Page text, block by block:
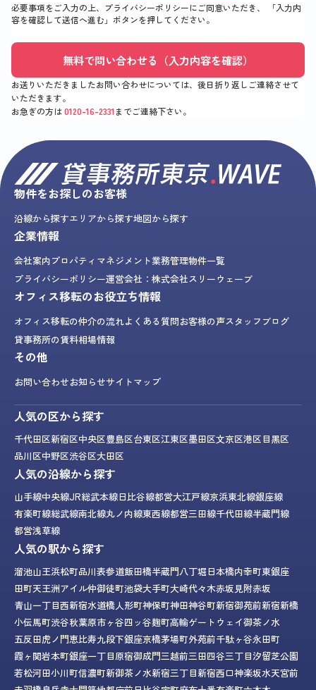
必要事項をご入力の上、プライバシーポリシーにご同意いただき、
「入力内
容を確認して送信へ進む」 ボタンを押してください。
無料で問い合わせる（入力内容を確認）
お送りいただきましたお問い合わせについては、後日折り返しご連絡させて
いただきます。
お急ぎの方は0120-16-2331 までご連絡下さい。
物件をお探しのお客様
沿線から探すエリアから探す地図から探す
企業情報
会社案内プロパティマネジメント業務管理物件一覧
プライバシーポリシー運営会社：株式会社スリーウェーブ
オフィス移転のお役立ち情報
オフィス移転の仲介の流れよくある質問お客様の声スタッフブログ
貸事務所の賃料相場情報
その他
お問い合わせお知らせサイトマップ
人気の区から探す
千代田区新宿区中央区豊島区台東区江東区墨田区文京区港区目黒区
品川区中野区渋谷区大田区
人気の沿線から探す
山手線中央線JR総武本線日比谷線都営大江戸線京浜東北線銀座線
有楽町線総武線南北線丸ノ内線東西線都営三田線千代田線半蔵門線
都営浅草線
人気の駅から探す
溜池山王浜松町品川表参道飯田橋半蔵門八丁堀日本橋内幸町東銀座
田町天王洲アイル仲御徒町池袋大手町大崎代々木赤坂見附赤坂
青山一丁目西新宿水道橋人形町神保町神田神谷町新宿御苑前新宿新橋
小伝馬町渋谷秋葉原市ヶ谷四ッ谷麹町高輪ゲートウェイ御茶ノ水
五反田虎ノ門恵比寿九段下銀座京橋茅場町外苑前千駄ヶ谷永田町
霞ヶ関岩本町銀座一丁目原宿御成門三越前三田四谷三丁目汐留芝公園
若松河田小川町信濃町新御茶ノ水新宿三丁目新宿西口神楽坂水天宮前